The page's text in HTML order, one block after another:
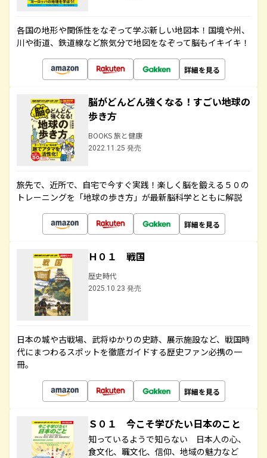
各国の地形や関係性をなぞって学ぶ新しい地図本！国境や州、
川や街道、鉄道線など旅気分で地図をなぞって脳もイキイキ！
詳細を見る
脳がどんどん強くなる！すごい地球の
歩き方
BOOKS 旅と健康
2022.11.25 発売
旅先で、近所で、自宅で今すぐ実践！楽しく脳を鍛える５０の
トレーニングを「地球の歩き方」が最新脳科学とともに解説
詳細を見る
Ｈ０１ 戦国
歴史時代
2025.10.23 発売
日本の城や古戦場、武将ゆかりの史跡、展示施設など、戦国時
代にまつわるスポットを徹底ガイドする歴史ファン必携の一
冊。
詳細を見る
Ｓ０１ 今こそ学びたい日本のこと
知っているようで知らない 日本人の心、
食文化、職文化、信仰、地域の魅力など